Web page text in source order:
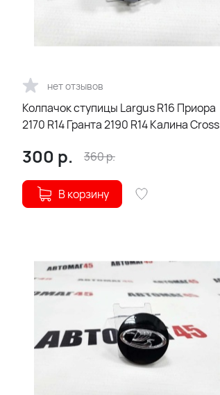
нет отзывов
Колпачок ступицы Largus R16 Приора
2170 R14 Гранта 2190 R14 Калина Cross
300 р. 360р.
В корзину